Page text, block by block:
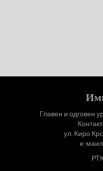
Главен и одговен
ул. Киро
е-